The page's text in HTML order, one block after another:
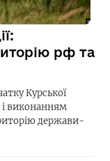
рф та
Курської
і виконанням
держави-